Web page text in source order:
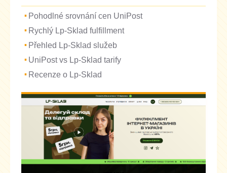
Pohodlné srovnání cen UniPost
Rychlý Lp-Sklad fulfillment
Přehled Lp-Sklad služeb
UniPost vs Lp-Sklad tarify
Recenze o Lp-Sklad